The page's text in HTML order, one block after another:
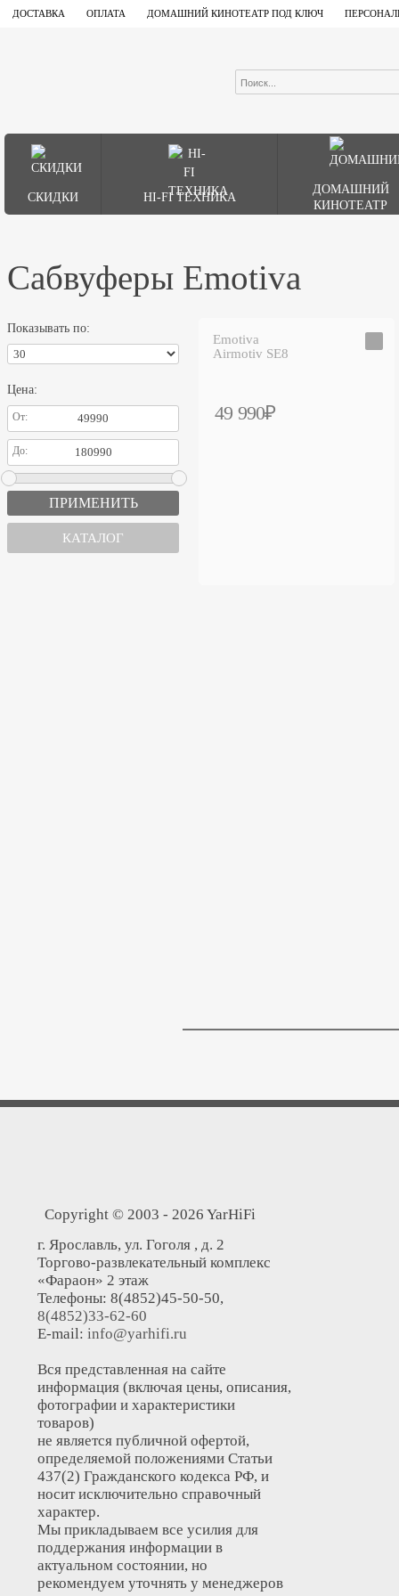
ДОСТАВКА ОПЛАТА ДОМАШНИЙ КИНОТЕАТР ПОД КЛЮЧ
СКИДКИ HI-FI ТЕХНИКА
ДОМАШНИЙ
КИНОТЕАТР
Сабвуферы Emotiva
Показывать по:
Цена:
От:
До:
КАТАЛОГ
Emotiva
Airmotiv SE8
49 990₽
Copyright © 2003 - 2026 YarHiFi
г. Ярославль, ул. Гоголя , д. 2
Торгово-развлекательный комплекс
«Фараон» 2 этаж
Телефоны: 8(4852)45-50-50,
8(4852)33-62-60
E-mail: info@yarhifi.ru
Вся представленная на сайте
информация (включая цены, описания,
фотографии и характеристики
товаров)
не является публичной офертой,
определяемой положениями Статьи
437(2) Гражданского кодекса РФ, и
носит исключительно справочный
характер.
Мы прикладываем все усилия для
поддержания информации в
актуальном состоянии, но
рекомендуем уточнять у менеджеров